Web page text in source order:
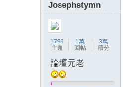
Josephstymn
1799
主題
1萬
回帖
3萬
積分
論壇元老